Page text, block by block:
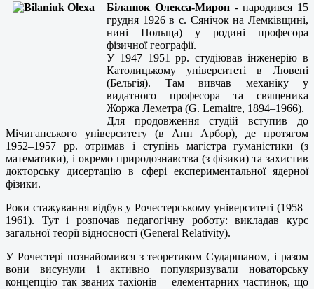
Біланюк Олекса-Мирон- народився 15
грудня 1926 в с. Сянічок на Лемківщині,
нині Польща) у родині професора
фізичної географії.
У 1947–1951 рр. студіював інженерію в
Католицькому університеті в Лювені
(Бельгія). Там вивчав механіку у
видатного професора та священика
Жоржа Леметра (G. Lemaitre, 1894–1966).
Для продовження студій вступив до
Мічиганського університету (в Анн Арбор), де протягом
1952–1957 рр. отримав і ступінь магістра гуманістики (з
математики), і окремо природознавства (з фізики) та захистив
докторську дисертацію в сфері експериментальної ядерної
фізики.
Роки стажування відбув у Рочестерському університеті (1958–
1961). Тут і розпочав педагогічну роботу: викладав курс
загальної теорії відносності (General Relativity).
У Рочестері познайомився з теоретиком Сударшаном, і разом
вони висунули і активно популяризували новаторську
концепцію так званих тахіонів – елементарних частинок, що